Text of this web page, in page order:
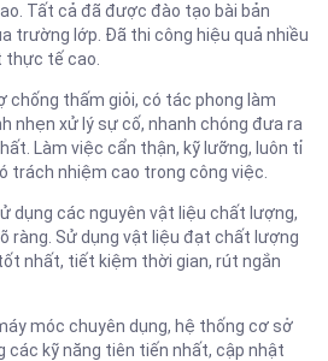
Tất cả đã được đào tạo bài bản
trường lớp. Đã thi công hiệu quả nhiều
thực tế cao.
chống thấm giỏi, có tác phong làm
nhẹn xử lý sự cố, nhanh chóng đưa ra
Làm việc cẩn thận, kỹ lưỡng, luôn tỉ
trách nhiệm cao trong công việc.
dụng các nguyên vật liệu chất lượng,
ràng. Sử dụng vật liệu đạt chất lượng
nhất, tiết kiệm thời gian, rút ngắn
móc chuyên dụng, hệ thống cơ sở
các kỹ năng tiên tiến nhất, cập nhật